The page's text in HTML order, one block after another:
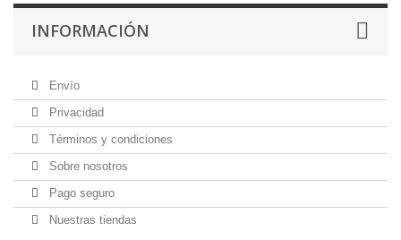
INFORMACIÓN
Envío
Privacidad
Términos y condiciones
Sobre nosotros
Pago seguro
Nuestras tiendas